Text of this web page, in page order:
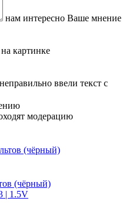
нам интересно Ваше мнение
картинке
ввели текст с
модерацию
(чёрный)